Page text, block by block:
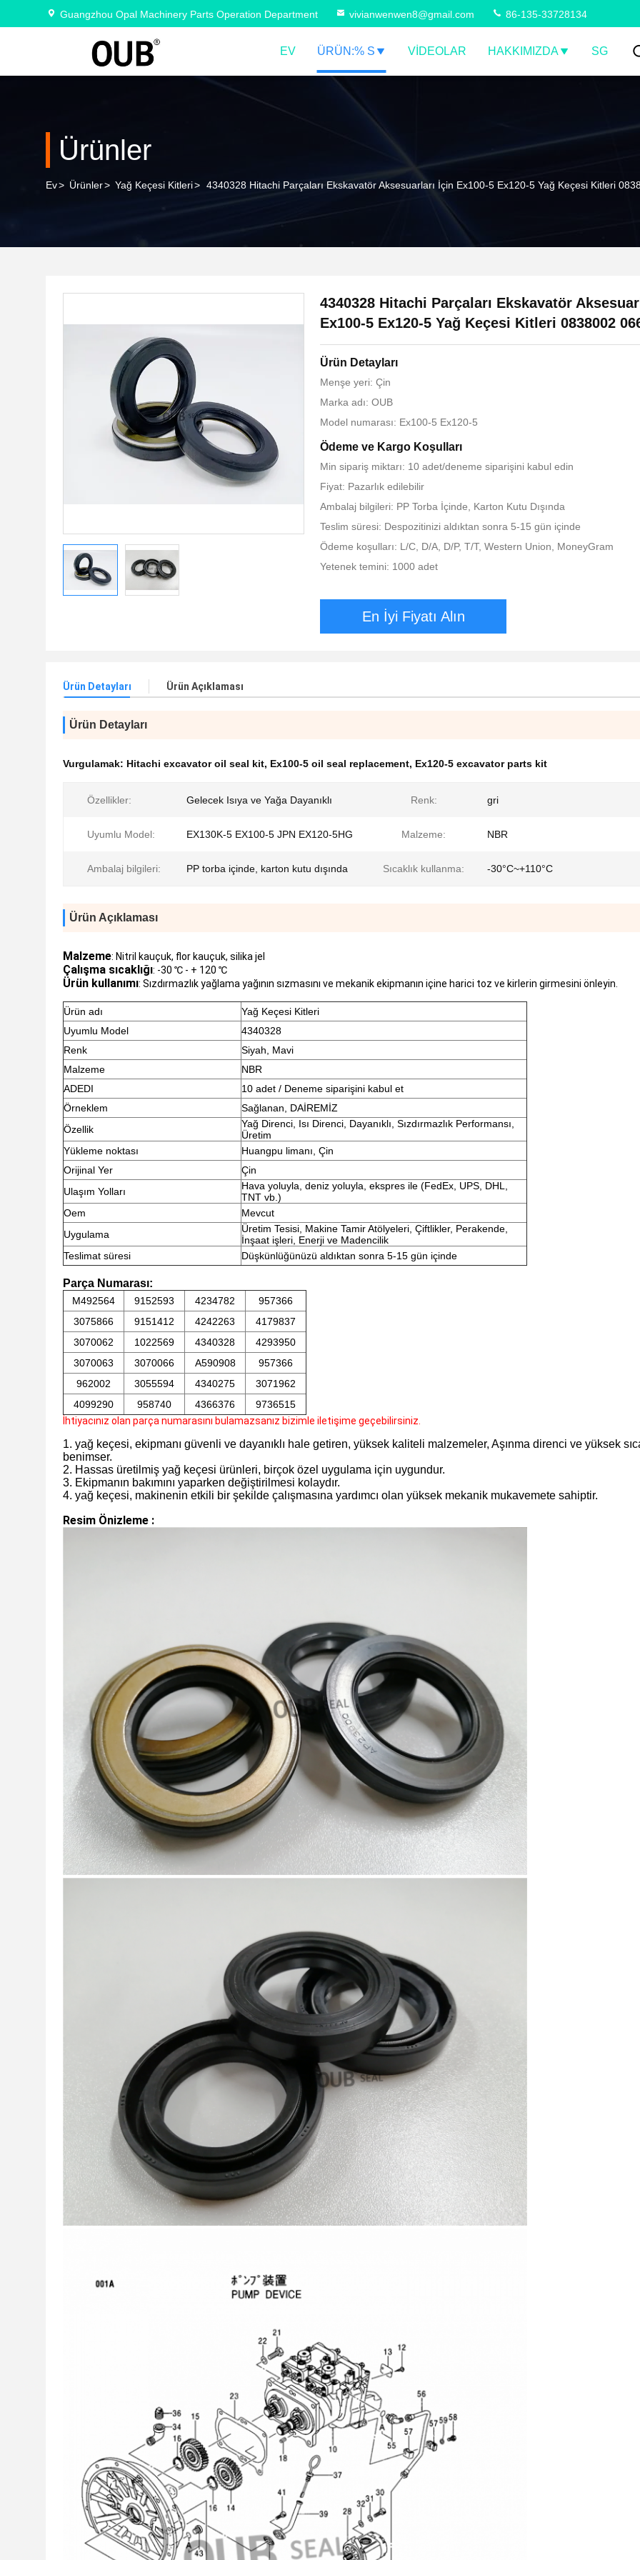
Guangzhou Opal Machinery Parts Operation Department vivianwenwen8@gmail.com 86-135-33728134
EV ÜRÜN:% S VIDEOLAR HAKKIMIZDA SG
Ürünler
Ev> Ürünler> Yağ Keçesi Kitleri> 4340328 Hitachi Parçaları Ekskavatör Aksesuarları İçin Ex100-5 Ex120-5 Yağ Keçesi Kitleri
4340328 Hitachi Parçaları Ekskavatör
Ex100-5 Ex120-5 Yağ Keçesi Kitleri 0838002
Ürün Detayları
Menşe yeri: Çin
Marka adı: OUB
Model numarası: Ex100-5 Ex120-5
Ödeme ve Kargo Koşulları
Min sipariş miktarı: 10 adet/deneme siparişini kabul edin
Fiyat: Pazarlık edilebilir
Ambalaj bilgileri: PP Torba İçinde, Karton Kutu Dışında
Teslim süresi: Despozitinizi aldıktan sonra 5-15 gün içinde
Ödeme koşulları: L/C, D/A, D/P, T/T, Western Union, MoneyGram
Yetenek temini: 1000 adet
En İyi Fiyatı Alın
Ürün Detayları Ürün Açıklaması
Ürün Detayları
Vurgulamak: Hitachi excavator oil seal kit, Ex100-5 oil seal replacement, Ex120-5 excavator parts kit
Özellikler: Gelecek Isıya ve Yağa Dayanıklı Renk: gri
Uyumlu Model: EX130K-5 EX100-5 JPN EX120-5HG Malzeme: NBR
Ambalaj bilgileri: PP torba içinde, karton kutu dışında Sıcaklık kullanma: -30°C~+110°C
Ürün Açıklaması
Malzeme: Nitril kauçuk, flor kauçuk, silika jel
Çalışma sıcaklığı: -30 ℃ - + 120 ℃
Ürün kullanımı: Sızdırmazlık yağlama yağının sızmasını ve mekanik ekipmanın içine harici toz ve kirlerin girmesini önleyin.
Ürün adı
Yağ Keçesi Kitleri
Uyumlu Model
4340328
Renk
Siyah, Mavi
Malzeme
NBR
ADEDI
10 adet / Deneme siparişini kabul et
Örneklem
Sağlanan, DAİREMİZ
Özellik
Yağ Direnci, Isı Direnci, Dayanıklı, Sızdırmazlık Performansı,
Üretim
Yükleme noktası
Huangpu limanı, Çin
Orijinal Yer
Çin
Ulaşım Yolları
Hava yoluyla, deniz yoluyla, ekspres ile (FedEx, UPS, DHL,
TNT vb.)
Oem
Mevcut
Uygulama
Üretim Tesisi, Makine Tamir Atölyeleri, Çiftlikler, Perakende,
İnşaat işleri, Enerji ve Madencilik
Teslimat süresi
Düşkünlüğünüzü aldıktan sonra 5-15 gün içinde
Parça Numarası:
M492564 9152593 4234782
957366
3075866
9151412 4242263
4179837
3070062
1022569 4340328
4293950
3070063
3070066 A590908
957366
962002
3055594 4340275
3071962
4099290
958740 4366376
9736515
İhtiyacınız olan parça numarasını bulamazsanız bizimle iletişime geçebilirsiniz.
1. yağ keçesi, ekipmanı güvenli ve dayanıklı hale getiren, yüksek kaliteli malzemeler, Aşınma direnci ve yüksek
benimser.
2. Hassas üretilmiş yağ keçesi ürünleri, birçok özel uygulama için uygundur.
3. Ekipmanın bakımını yaparken değiştirilmesi kolaydır.
4. yağ keçesi, makinenin etkili bir şekilde çalışmasına yardımcı olan yüksek mekanik mukavemete sahiptir.
Resim Önizleme :